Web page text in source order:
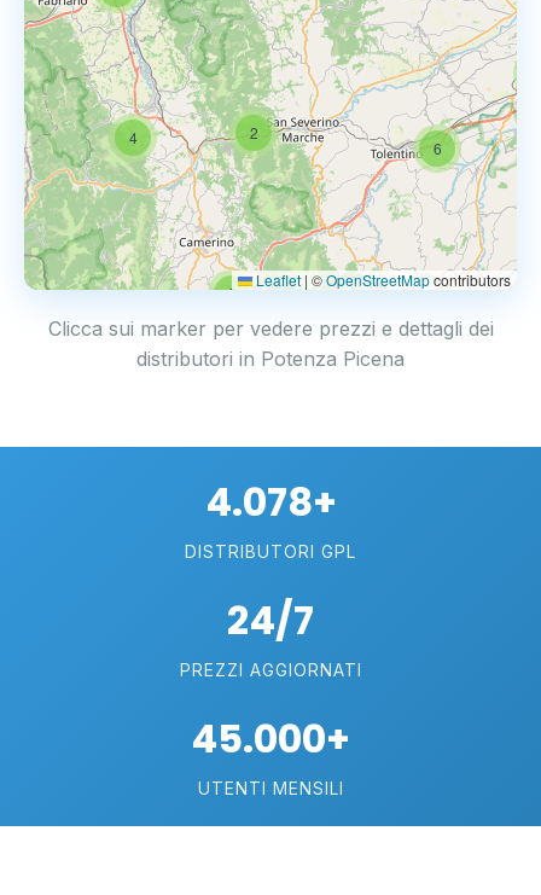
2
4 2
6
Leaflet | ©OpenStreetMapcontributors
Clicca sui marker per vedere prezzi e dettagli dei
distributori in Potenza Picena
4.078+
DISTRIBUTORI GPL
24/7
PREZZI AGGIORNATI
45.000+
UTENTI MENSILI